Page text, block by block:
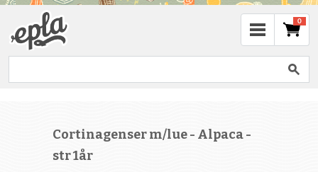
0
Cortinagenser m/lue - Alpaca -
str 1år